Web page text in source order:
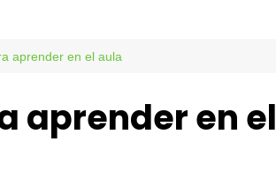
aprender en el aula
aprender en el